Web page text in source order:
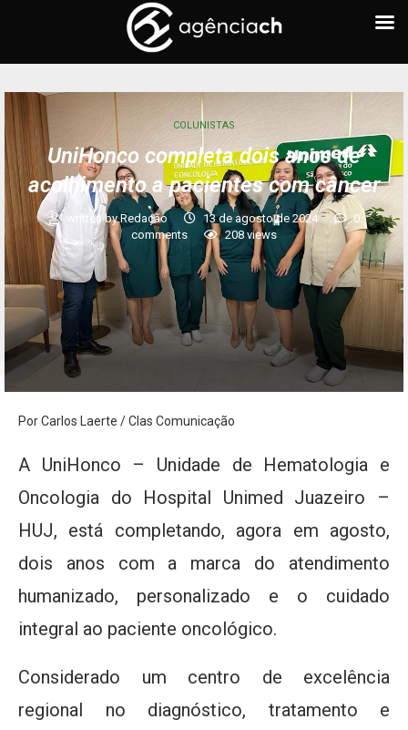
COLUNISTAS
UniHonco completa dois anos de
acolhimento a pacientes com câncer
written byRedação 13 de agosto de 2024
0
comments
208views
Por Carlos Laerte / Clas Comunicação
A UniHonco – Unidade de Hematologia e
Oncologia do Hospital Unimed Juazeiro –
HUJ, está completando, agora em agosto,
dois anos com a marca do atendimento
humanizado, personalizado e o cuidado
integral ao paciente oncológico.
Considerado um centro de excelência
regional no diagnóstico, tratamento e